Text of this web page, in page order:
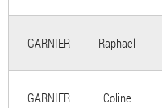
GARNIER Raphael
GARNIER Coline